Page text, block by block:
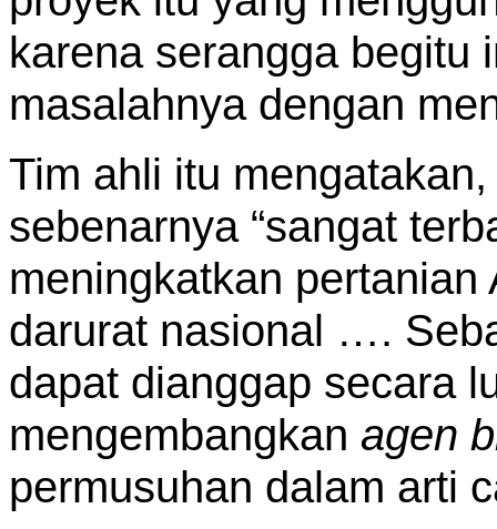
karena serangga begitu
masalahnya dengan
Tim ahli itu
sebenarnya “sangat
meningkatkan
darurat nasional ….
dapat dianggap secara
mengembangkan agen
permusuhan dalam arti